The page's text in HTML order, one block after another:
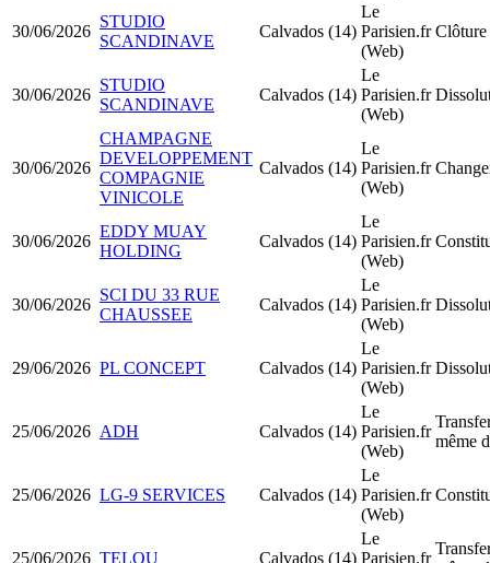
30/06/2026
STUDIO
SCANDINAVE
Calvados (14)
Le
Parisien.fr
(Web)
30/06/2026
STUDIO
SCANDINAVE
Calvados (14)
Le
Parisien.fr
(Web)
30/06/2026
CHAMPAGNE
DEVELOPPEMENT
COMPAGNIE
VINICOLE
Calvados (14)
Le
Parisien.fr
(Web)
30/06/2026
EDDY MUAY
HOLDING
Calvados (14)
Le
Parisien.fr
(Web)
30/06/2026
SCI DU 33 RUE
CHAUSSEE
Calvados (14)
Le
Parisien.fr
(Web)
29/06/2026 PL CONCEPT Calvados (14)
Le
Parisien.fr
(Web)
25/06/2026 ADH Calvados (14)
Le
Parisien.fr
(Web)
même
25/06/2026 LG-9 SERVICES Calvados (14)
Le
Parisien.fr
(Web)
25/06/2026 TELOU Calvados (14)
Le
Parisien.fr